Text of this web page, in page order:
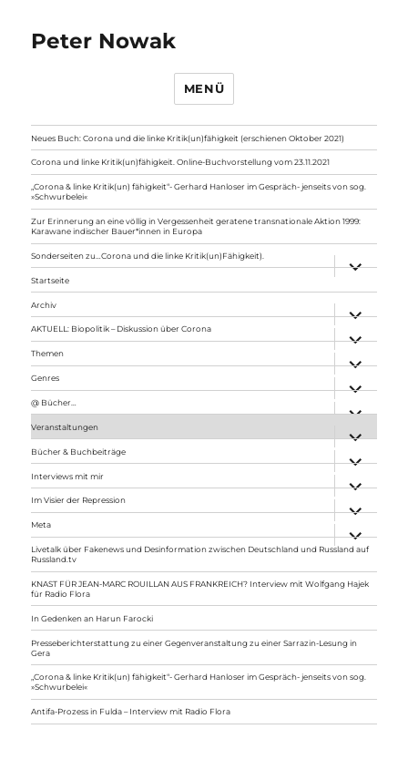
Peter Nowak
MENÜ
Neues Buch: Corona und die linke Kritik(un)fähigkeit (erschienen Oktober 2021)
Corona und linke Kritik(un)fähigkeit. Online-Buchvorstellung vom 23.11.2021
„Corona & linke Kritik(un) fähigkeit“- Gerhard Hanloser im Gespräch- jenseits von sog.
»Schwurbelei«
Zur Erinnerung an eine völlig in Vergessenheit geratene transnationale Aktion 1999:
Karawane indischer Bauer*innen in Europa
Sonderseiten zu…Corona und die linke Kritik(un)Fähigkeit).
anzeigen
Startseite
Archiv
anzeigen
AKTUELL: Biopolitik – Diskussion über Corona
anzeigen
Themen
anzeigen
Genres
anzeigen
@ Bücher…
Veranstaltungen
anzeigen
Bücher & Buchbeiträge
anzeigen
Interviews mit mir
anzeigen
Im Visier der Repression
anzeigen
Meta
anzeigen
Livetalk über Fakenews und Desinformation zwischen Deutschland und Russland auf
Russland.tv
KNAST FÜR JEAN-MARC ROUILLAN AUS FRANKREICH? Interview mit Wolfgang Hajek
für Radio Flora
In Gedenken an Harun Farocki
Presseberichterstattung zu einer Gegenveranstaltung zu einer Sarrazin-Lesung in
Gera
„Corona & linke Kritik(un) fähigkeit“- Gerhard Hanloser im Gespräch- jenseits von sog.
»Schwurbelei«
Antifa-Prozess in Fulda – Interview mit Radio Flora